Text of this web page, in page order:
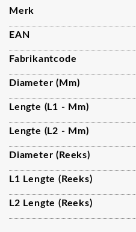
Merk
EAN
Fabrikantcode
Diameter (mm)
Lengte (L1 - Mm)
Lengte (L2 - Mm)
Diameter (reeks)
L1 Lengte (reeks)
L2 Lengte (reeks)